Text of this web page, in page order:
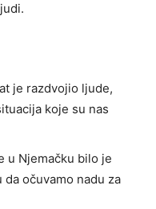
je razdvojio ljude,
koje su nas
u Njemačku bilo je
očuvamo nadu za